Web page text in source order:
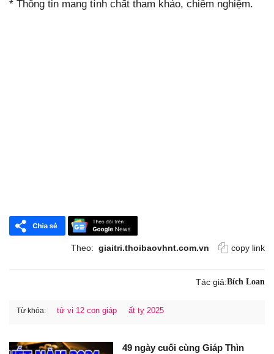
* Thông tin mang tính chất tham khảo, chiêm nghiệm.
Theo: giaitri.thoibaovhnt.com.vn copy link
Tác giả:Bích Loan
Từ khóa: tử vi 12 con giáp ất tỵ 2025
49 ngày cuối cùng Giáp Thìn